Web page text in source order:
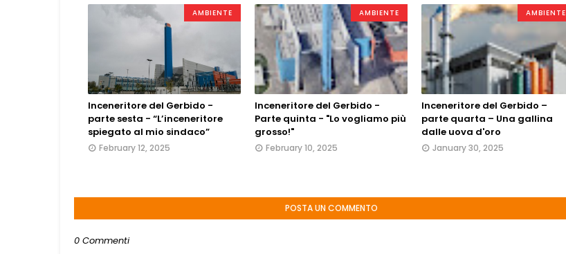
AMBIENTE
Inceneritore del Gerbido -
parte sesta - “L’inceneritore
spiegato al mio sindaco”
February 12, 2025
AMBIENTE
Inceneritore del Gerbido -
Parte quinta - "Lo vogliamo più
grosso!"
February 10, 2025
AMBIENTE
Inceneritore del Gerbido –
parte quarta – Una gallina
dalle uova d'oro
January 30, 2025
POSTA UN COMMENTO
0 Commenti